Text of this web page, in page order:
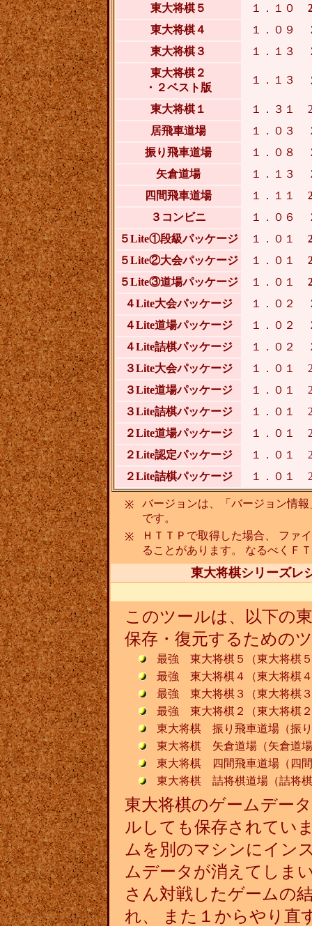
東大将棋５
１．１０
東大将棋４
１．０９
東大将棋３
１．１３
東大将棋２
・２ベスト版
１．１３
東大将棋１ １．３１
居飛車道場
１．０３
振り飛車道場
１．０８
矢倉道場
１．１３
四間飛車道場
１．１１
３コンビニ
１．０６
５Lite①段級パッケージ
１．０１
５Lite②大会パッケージ
１．０１
５Lite③道場パッケージ
１．０１
４Lite大会パッケージ
１．０２
４Lite道場パッケージ
１．０２
４Lite詰棋パッケージ
１．０２
３Lite大会パッケージ
１．０１
３Lite道場パッケージ
１．０１
３Lite詰棋パッケージ
１．０１
２Lite道場パッケージ
１．０１
２Lite認定パッケージ
１．０１
２Lite詰棋パッケージ
１．０１
※
バージョンは、「バージョン情
です。
※
ＨＴＴＰで取得した場合、 ファ
ることがあります。 なるべくＦ
東大将棋シリーズレ
このツールは、以下の
保存・復元するための
最強 東大将棋５（東大将棋
最強 東大将棋４（東大将棋
最強 東大将棋３（東大将棋
最強 東大将棋２（東大将棋
東大将棋 振り飛車道場（振
東大将棋 矢倉道場（矢倉道
東大将棋 四間飛車道場（四
東大将棋 詰将棋道場（詰将
東大将棋のゲームデー
ルしても保存されてい
ムを別のマシンにイン
ムデータが消えてしま
さん対戦したゲームの
れ、 また１からやり直